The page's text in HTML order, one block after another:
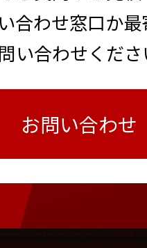
合わせ窓口か
い合わせくだ
お問い合わせ